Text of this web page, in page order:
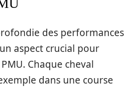
des performances
aspect crucial pour
Chaque cheval
dans une course